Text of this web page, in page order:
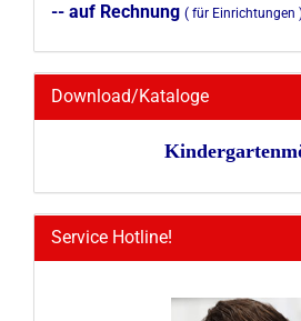
-- auf Rechnung ( für Einrichtungen
Download/Kataloge
Service Hotline!